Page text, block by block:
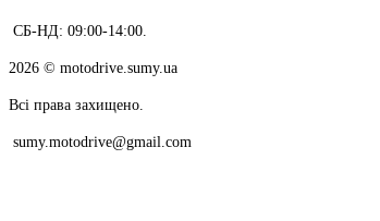
СБ-НД: 09:00-14:00.
2026 © motodrive.sumy.ua
Всі права захищено.
sumy.motodrive@gmail.com